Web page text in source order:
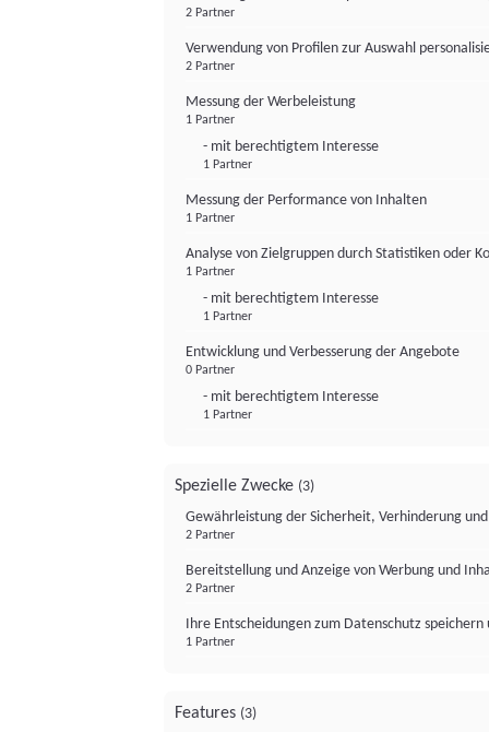
2 Partner
Verwendung von Profilen zur Auswahl
2 Partner
Messung der Werbeleistung
1 Partner
- mit berechtigtem Interesse
1 Partner
Messung der Performance von Inhalten
1 Partner
Analyse von Zielgruppen durch Statistiken oder
1 Partner
- mit berechtigtem Interesse
1 Partner
Entwicklung und Verbesserung der Angebote
0 Partner
- mit berechtigtem Interesse
1 Partner
Spezielle Zwecke (3)
Gewährleistung der Sicherheit, Verhinderung
2 Partner
Bereitstellung und Anzeige von Werbung und
2 Partner
Ihre Entscheidungen zum Datenschutz
1 Partner
Features (3)